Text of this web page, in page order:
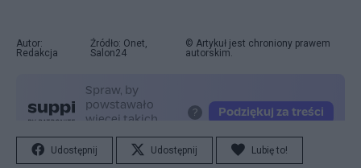
Autor:
Redakcja
Źródło: Onet,
Salon24
© Artykuł jest chroniony prawem
autorskim.
Udostępnij Udostępnij Lubię to!